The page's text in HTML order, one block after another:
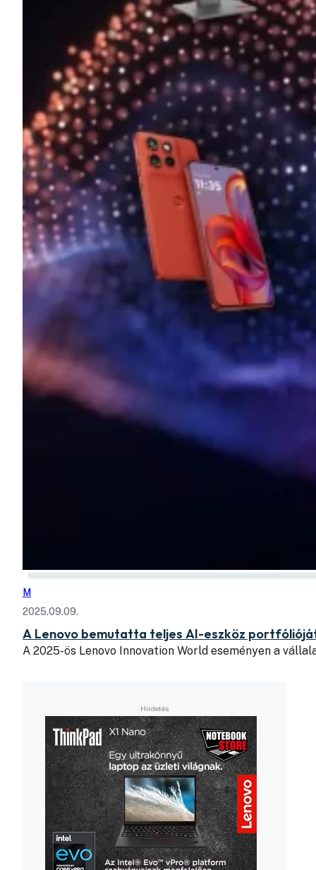
M
2025.09.09.
A Lenovo bemutatta teljes AI-eszköz
A 2025-ös Lenovo Innovation World eseményen a